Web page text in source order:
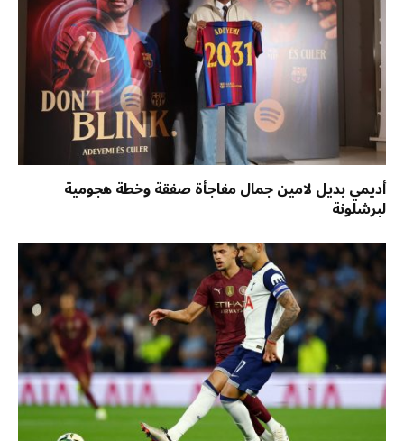
أديمي بديل لامين جمال مفاجأة صفقة وخطة هجومية
لبرشلونة